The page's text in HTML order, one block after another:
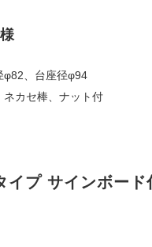
φ82、台座径φ94
ネカセ棒、ナット付
イプ サインボード